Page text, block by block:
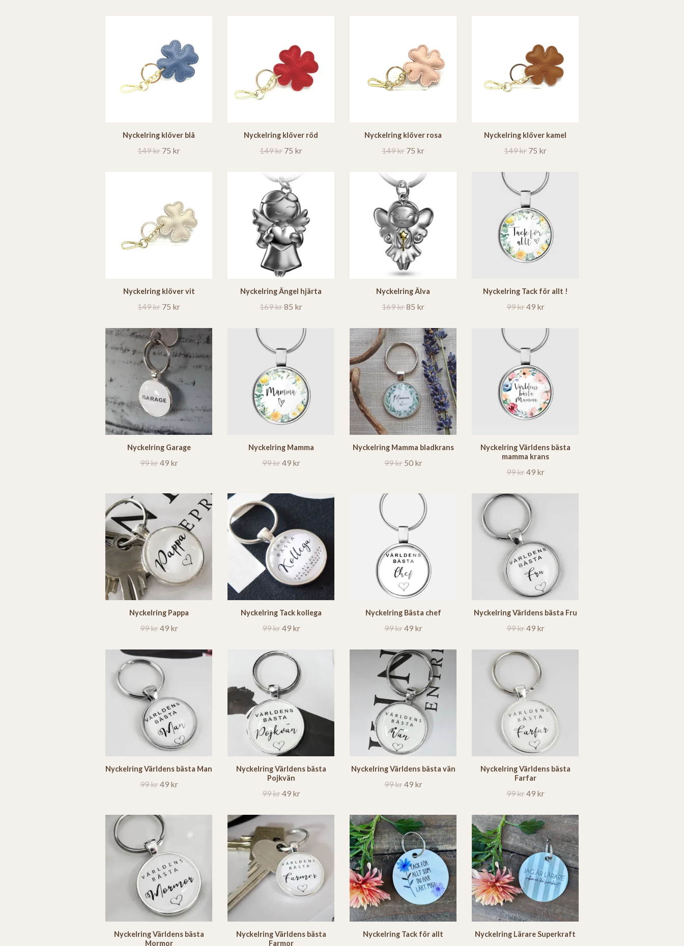
Nyckelring klöver blå
149 kr 75 kr
Nyckelring klöver röd
149 kr 75 kr
Nyckelring klöver rosa
149 kr 75 kr
Nyckelring klöver kamel
149 kr 75 kr
Nyckelring klöver vit
149 kr 75 kr
Nyckelring Ängel hjärta
169 kr85 kr
Nyckelring Älva
169 kr85 kr
Nyckelring Tack för allt !
99 kr49 kr
Nyckelring Garage
99 kr49 kr
Nyckelring Mamma
99 kr49 kr
Nyckelring Mamma bladkrans
99 kr 50 kr
Nyckelring Världens bästa
mamma krans
99 kr49 kr
Nyckelring Pappa
99 kr49 kr
Nyckelring Tack kollega
99 kr49 kr
Nyckelring Bästa chef
99 kr49 kr
Nyckelring Världens bästa Fru
99 kr49 kr
Nyckelring Världens bästa Man
99 kr49 kr
Nyckelring Världens bästa
Pojkvän
99 kr49 kr
Nyckelring Världens bästa vän
99 kr49 kr
Nyckelring Världens bästa
Farfar
99 kr49 kr
Nyckelring Världens bästa
Mormor
Nyckelring Världens bästa
Farmor
Nyckelring Tack för allt Nyckelring Lärare Superkraft